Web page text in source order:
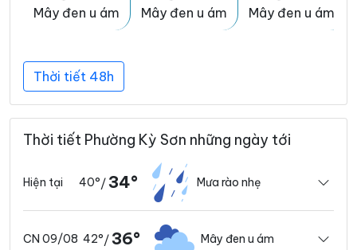
Mây đen u ám
Mây đen u ám
Mây đen u ám
Thời tiết 48h
Thời tiết Phường Kỳ Sơn những ngày tới
Hiện tại 40°/ 34° Mưa rào nhẹ
CN 09/08 42°/ 36° Mây đen u ám